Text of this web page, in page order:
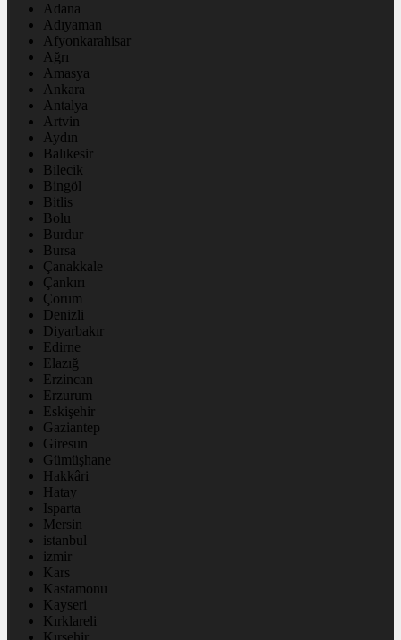
Adana
Adıyaman
Afyonkarahisar
Ağrı
Amasya
Ankara
Antalya
Artvin
Aydın
Balıkesir
Bilecik
Bingöl
Bitlis
Bolu
Burdur
Bursa
Çanakkale
Çankırı
Çorum
Denizli
Diyarbakır
Edirne
Elazığ
Erzincan
Erzurum
Eskişehir
Gaziantep
Giresun
Gümüşhane
Hakkâri
Hatay
Isparta
Mersin
istanbul
izmir
Kars
Kastamonu
Kayseri
Kırklareli
Kırşehir